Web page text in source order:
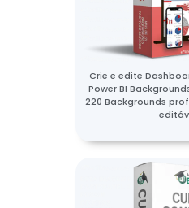
Crie e edite
Power BI
220 Backgrounds